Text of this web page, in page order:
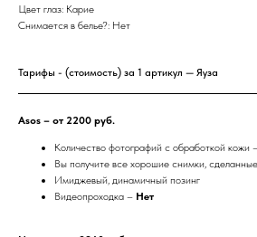
Цвет глаз: Карие
Снимается в белье?: Нет
Тарифы - (стоимость) за 1 артикул — Яуза
Asos – от 2200 руб.
Количество фотографий с обработкой кожи
Вы получите все хорошие снимки,
Имиджевый, динамичный позинг
Видеопроходка – Нет